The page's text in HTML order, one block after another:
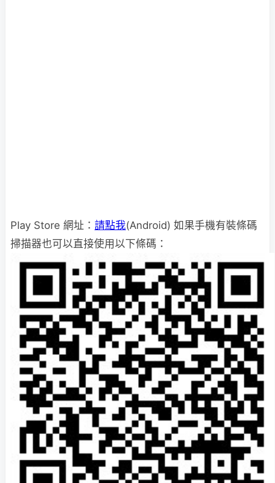
Play Store 網址： 請點我(Android) 如果手機有裝條碼
掃描器也可以直接使用以下條碼：